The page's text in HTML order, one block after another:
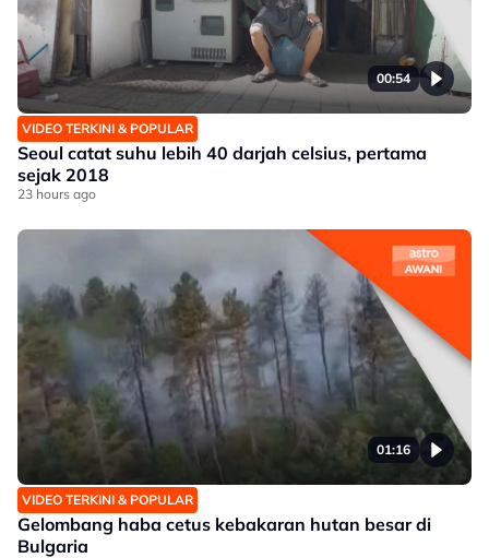
00:54
VIDEO TERKINI & POPULAR
Seoul catat suhu lebih 40 darjah celsius, pertama
sejak 2018
23 hours ago
01:16
VIDEO TERKINI & POPULAR
Gelombang haba cetus kebakaran hutan besar di
Bulgaria